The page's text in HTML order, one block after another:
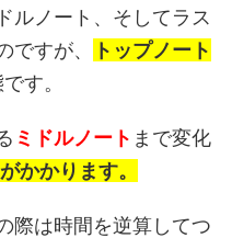
ルノート、そしてラス
ですが、
トップノート
す。
ミドルノート まで変化
かかります。
際は時間を逆算してつ